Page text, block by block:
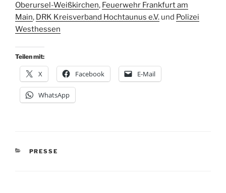
Oberursel-Weißkirchen, Feuerwehr Frankfurt am
Main, DRK Kreisverband Hochtaunus e.V. und Polizei
Westhessen
Teilen mit:
X Facebook E-Mail
WhatsApp
KATEGORIEN
PRESSE